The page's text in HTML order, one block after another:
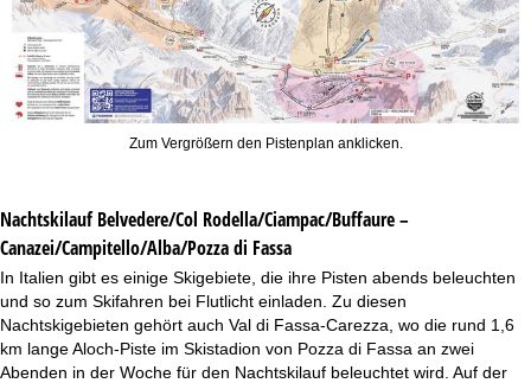
Zum Vergrößern den Pistenplan anklicken.
NachtskilaufBelvedere/Col Rodella/Ciampac/Buffaure –
Canazei/Campitello/Alba/Pozza di Fassa
In Italien gibt es einige Skigebiete, die ihre Pisten abends beleuchten
und so zum Skifahren bei Flutlicht einladen. Zu diesen
Nachtskigebieten gehört auch Val di Fassa-Carezza, wo die rund 1,6
km lange Aloch-Piste im Skistadion von Pozza di Fassa an zwei
Abenden in der Woche für den Nachtskilauf beleuchtet wird. Auf der